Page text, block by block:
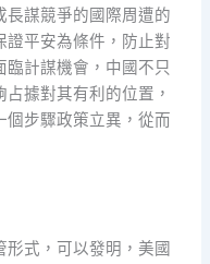
長謀競爭的國際周遭的
證平安為條件，防止對
計謀機會，中國不只
據對其有利的位置，
個步驟政策立異，從而
式，可以發明，美國